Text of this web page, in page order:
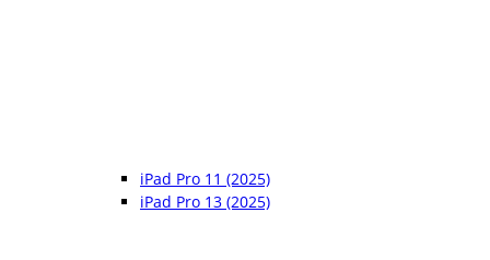
iPad Pro 11 (2025)
iPad Pro 13 (2025)